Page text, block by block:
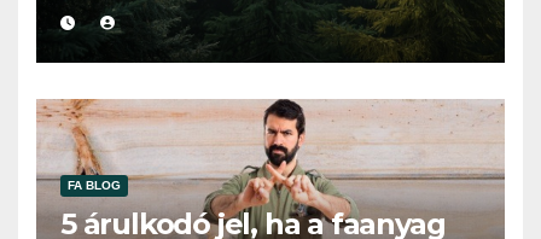
FA BLOG
5 árulkodó jel, ha a faanyag